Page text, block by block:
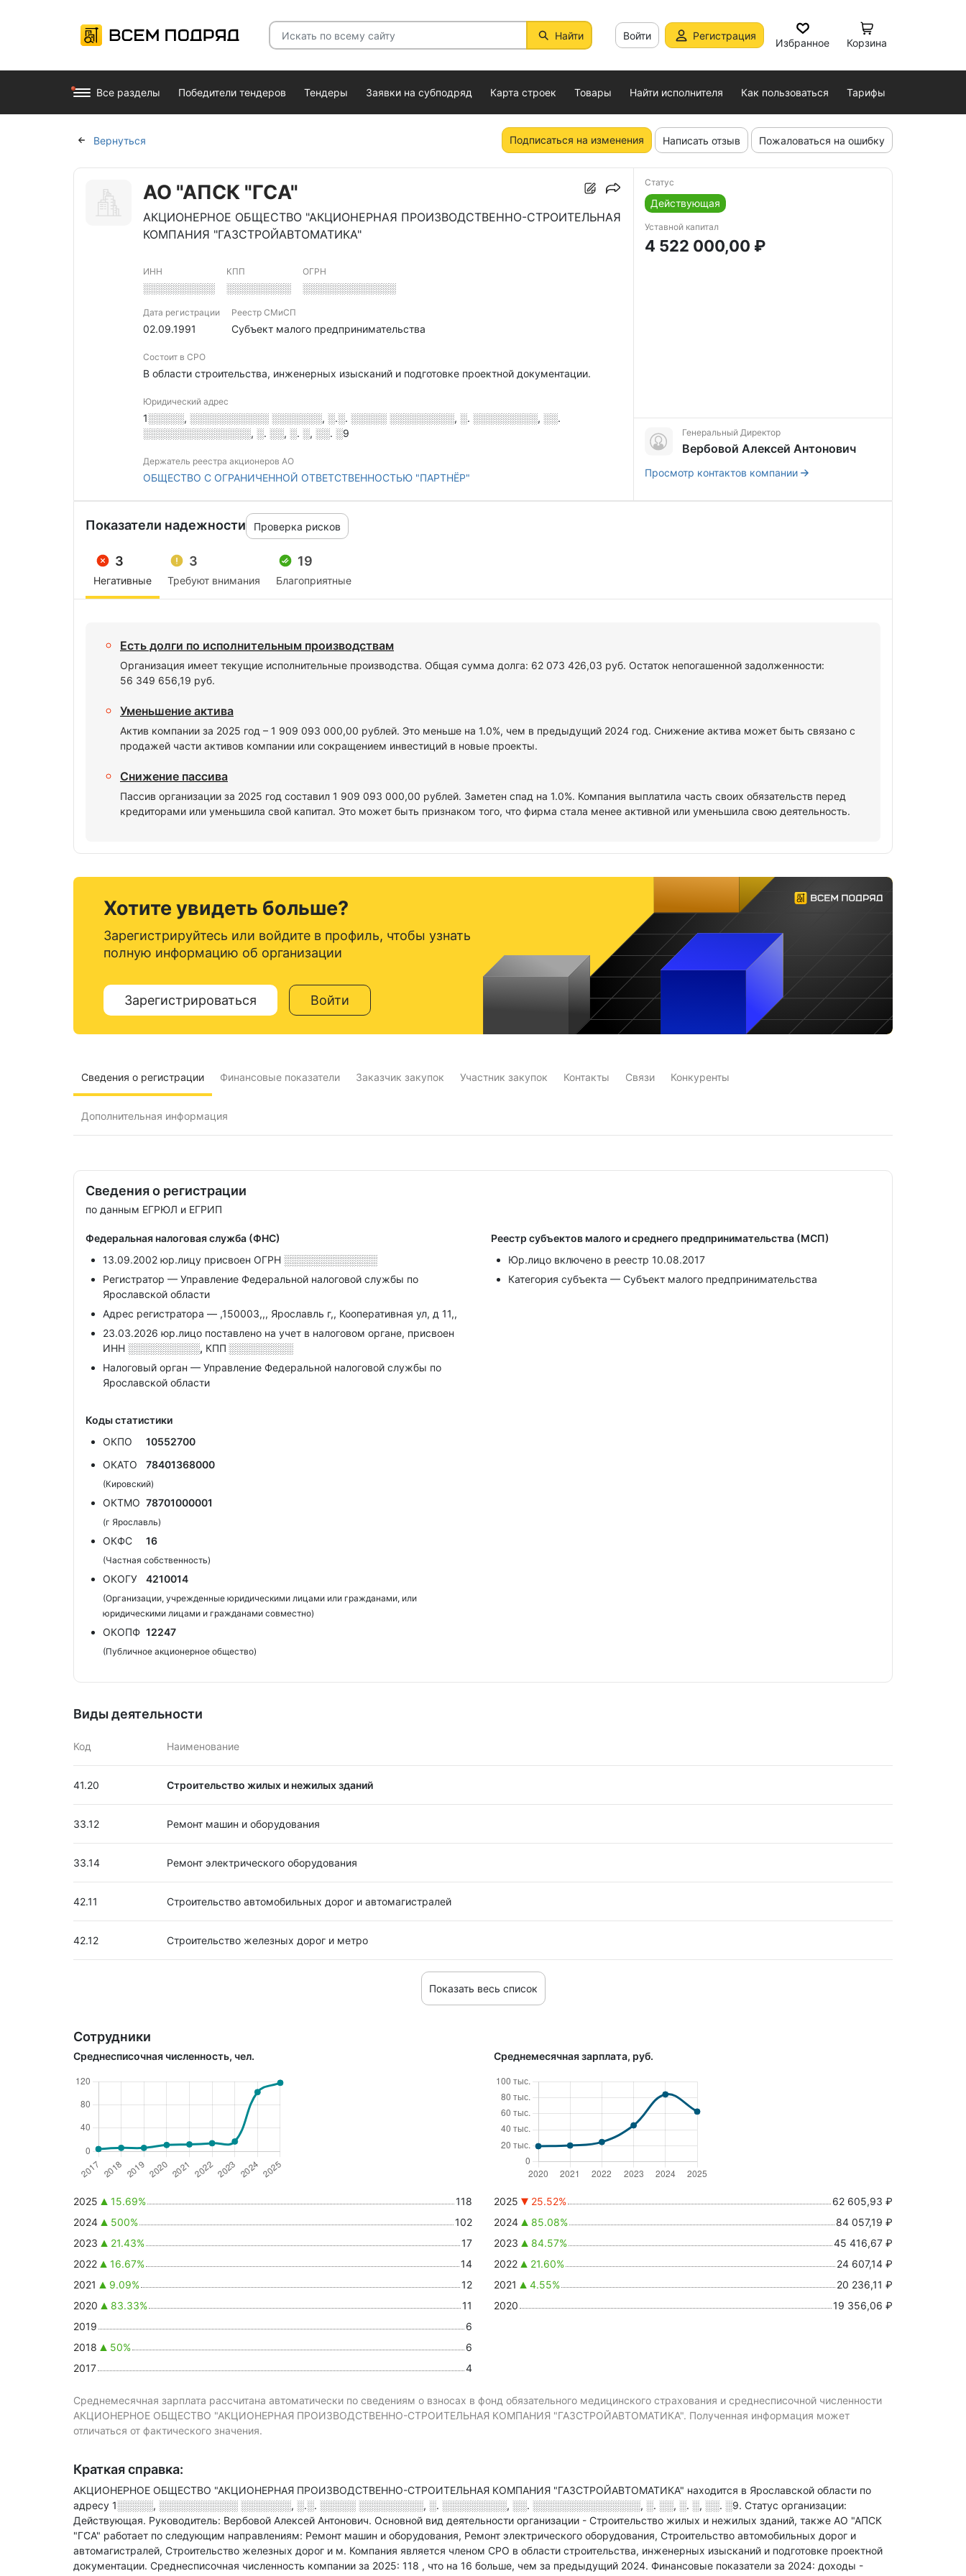
Найти Войти Регистрация
Избранное Корзина
Все разделы Победители тендеров Тендеры Заявки на субподряд Карта строек Товары Найти исполнителя Как пользоваться Тарифы
Вернуться Подписаться на изменения Написать отзыв Пожаловаться на ошибку
АО "АПСК "ГСА"
АКЦИОНЕРНОЕ ОБЩЕСТВО "АКЦИОНЕРНАЯ ПРОИЗВОДСТВЕННО-СТРОИТЕЛЬНАЯ
КОМПАНИЯ "ГАЗСТРОЙАВТОМАТИКА"
ИНН
░░░░░░░░░░
КПП
░░░░░░░░░
ОГРН
░░░░░░░░░░░░░
Дата регистрации
02.09.1991
Реестр СМиСП
Субъект малого предпринимательства
Состоит в СРО
В области строительства, инженерных изысканий и подготовке проектной документации.
Юридический адрес
1░░░░░, ░░░░░░░░░░░ ░░░░░░░, ░.░. ░░░░░ ░░░░░░░░░, ░. ░░░░░░░░░, ░░.
░░░░░░░░░░░░░░░, ░. ░░, ░. ░, ░░. ░9
Держатель реестра акционеров АО
ОБЩЕСТВО С ОГРАНИЧЕННОЙ ОТВЕТСТВЕННОСТЬЮ "ПАРТНЁР"
Статус
Действующая
Уставной капитал
4 522 000,00 ₽
Генеральный Директор
Вербовой Алексей Антонович
Просмотр контактов компании
Показатели надежности Проверка рисков
3
Негативные
3
Требуют внимания
19
Благоприятные
Есть долги по исполнительным производствам
Организация имеет текущие исполнительные производства. Общая сумма долга: 62 073 426,03 руб. Остаток непогашенной задолженности:
56 349 656,19 руб.
Уменьшение актива
Актив компании за 2025 год – 1 909 093 000,00 рублей. Это меньше на 1.0%, чем в предыдущий 2024 год. Снижение актива может быть связано с
продажей части активов компании или сокращением инвестиций в новые проекты.
Снижение пассива
Пассив организации за 2025 год составил 1 909 093 000,00 рублей. Заметен спад на 1.0%. Компания выплатила часть своих обязательств перед
кредиторами или уменьшила свой капитал. Это может быть признаком того, что фирма стала менее активной или уменьшила свою деятельность.
Хотите увидеть больше?
Зарегистрируйтесь или войдите в профиль, чтобы узнать
полную информацию об организации
Зарегистрироваться Войти
Сведения о регистрации Финансовые показатели Заказчик закупок Участник закупок Контакты Связи Конкуренты
Дополнительная информация
Сведения о регистрации
по данным ЕГРЮЛ и ЕГРИП
Федеральная налоговая служба (ФНС)
13.09.2002 юр.лицу присвоен ОГРН ░░░░░░░░░░░░░
Регистратор — Управление Федеральной налоговой службы по
Ярославской области
Адрес регистратора — ,150003,,, Ярославль г,, Кооперативная ул, д 11,,
23.03.2026 юр.лицо поставлено на учет в налоговом органе, присвоен
ИНН ░░░░░░░░░░, КПП ░░░░░░░░░
Налоговый орган — Управление Федеральной налоговой службы по
Ярославской области
Реестр субъектов малого и среднего предпринимательства (МСП)
Юр.лицо включено в реестр 10.08.2017
Категория субъекта — Субъект малого предпринимательства
Коды статистики
ОКПО
10552700
ОКАТО
78401368000
(Кировский)
ОКТМО 78701000001
(г Ярославль)
ОКФС 16
(Частная собственность)
ОКОГУ 4210014
(Организации, учрежденные юридическими лицами или гражданами, или
юридическими лицами и гражданами совместно)
ОКОПФ 12247
(Публичное акционерное общество)
Виды деятельности
Код Наименование
41.20 Строительство жилых и нежилых зданий
33.12 Ремонт машин и оборудования
33.14 Ремонт электрического оборудования
42.11 Строительство автомобильных дорог и автомагистралей
42.12 Строительство железных дорог и метро
Показать весь список
Сотрудники
Среднесписочная численность, чел.
2025 15.69%
118
2024
500%
102
2023
21.43%
17
2022
16.67%
14
2021
9.09%
12
2020
83.33%
11
2019
6
2018
50%
6
2017
4
Среднемесячная зарплата, руб.
2025 25.52%
62 605,93 ₽
2024
85.08%
84 057,19 ₽
2023
84.57%
45 416,67 ₽
2022
21.60%
24 607,14 ₽
2021
4.55%
20 236,11 ₽
2020
19 356,06 ₽
Среднемесячная зарплата рассчитана автоматически по сведениям о взносах в фонд обязательного медицинского страхования и среднесписочной численности
АКЦИОНЕРНОЕ ОБЩЕСТВО "АКЦИОНЕРНАЯ ПРОИЗВОДСТВЕННО-СТРОИТЕЛЬНАЯ КОМПАНИЯ "ГАЗСТРОЙАВТОМАТИКА". Полученная информация может
отличаться от фактического значения.
Краткая справка:
АКЦИОНЕРНОЕ ОБЩЕСТВО "АКЦИОНЕРНАЯ ПРОИЗВОДСТВЕННО-СТРОИТЕЛЬНАЯ КОМПАНИЯ "ГАЗСТРОЙАВТОМАТИКА" находится в Ярославской области по
адресу 1░░░░░, ░░░░░░░░░░░ ░░░░░░░, ░.░. ░░░░░ ░░░░░░░░░, ░. ░░░░░░░░░, ░░. ░░░░░░░░░░░░░░░, ░. ░░, ░. ░, ░░. ░9. Статус организации:
Действующая. Руководитель: Вербовой Алексей Антонович. Основной вид деятельности организации - Строительство жилых и нежилых зданий, также АО "АПСК
"ГСА" работает по следующим направлениям: Ремонт машин и оборудования, Ремонт электрического оборудования, Строительство автомобильных дорог и
автомагистралей, Строительство железных дорог и м. Компания является членом СРО в области строительства, инженерных изысканий и подготовке проектной
документации. Среднесписочная численность компании за 2025: 118 , что на 16 больше, чем за предыдущий 2024. Финансовые показатели за 2024: доходы -